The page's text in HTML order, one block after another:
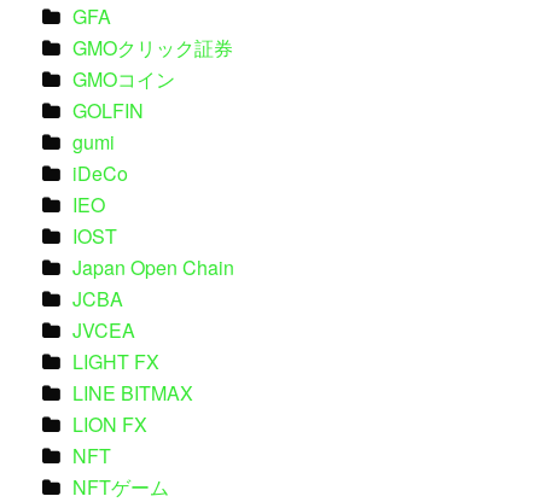
GFA
GMOクリック証券
GMOコイン
GOLFIN
gumi
iDeCo
IEO
IOST
Japan Open Chain
JCBA
JVCEA
LIGHT FX
LINE BITMAX
LION FX
NFT
NFTゲーム